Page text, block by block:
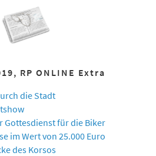
RP ONLINE Extra
die Stadt
Gottesdienst für die Biker
im Wert von 25.000 Euro
des Korsos